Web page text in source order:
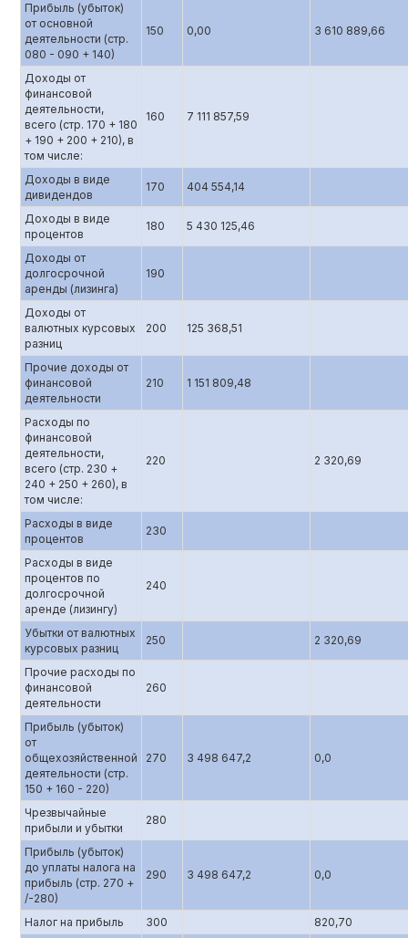
Прибыль (убыток)
от основной
деятельности (стр.
080 - 090 + 140)
150 0,00 3 610 889,66
Доходы от
финансовой
деятельности,
всего (стр. 170 + 180
+ 190 + 200 + 210), в
том числе:
160 7 111 857,59
Доходы в виде
дивидендов
170 404 554,14
Доходы в виде
процентов
180 5 430 125,46
Доходы от
долгосрочной
аренды (лизинга)
190
Доходы от
валютных курсовых
разниц
200 125 368,51
Прочие доходы от
финансовой
деятельности
210 1 151 809,48
Расходы по
финансовой
деятельности,
всего (стр. 230 +
240 + 250 + 260), в
том числе:
220 2 320,69
Расходы в виде
процентов
230
Расходы в виде
процентов по
долгосрочной
аренде (лизингу)
240
Убытки от валютных
курсовых разниц
250 2 320,69
Прочие расходы по
финансовой
деятельности
260
Прибыль (убыток)
от
общехозяйственной
деятельности (стр.
150 + 160 - 220)
270 3 498 647,2 0,0
Чрезвычайные
прибыли и убытки
280
Прибыль (убыток)
до уплаты налога на
прибыль (стр. 270 +
/-280)
290 3 498 647,2 0,0
Налог на прибыль 300
820,70